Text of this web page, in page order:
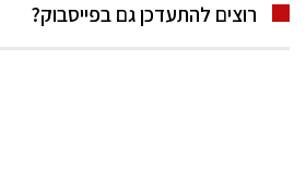
רוצים להתעדכן גם בפייסבוק?